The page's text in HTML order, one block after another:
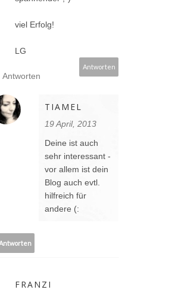
viel Erfolg!
LG
Antworten
Antworten
TIAMEL
19 April, 2013
Deine ist auch
sehr interessant -
vor allem ist dein
Blog auch evtl.
hilfreich für
andere (:
FRANZI